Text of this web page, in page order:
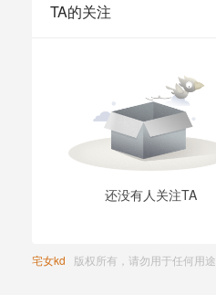
TA的关注
还没有人关注TA
宅女kd 版权所有，请勿用于任何用途